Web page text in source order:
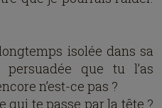
isolée dans sa
que tu l’as
n’est-ce pas ?
qui te passe par la tête ?